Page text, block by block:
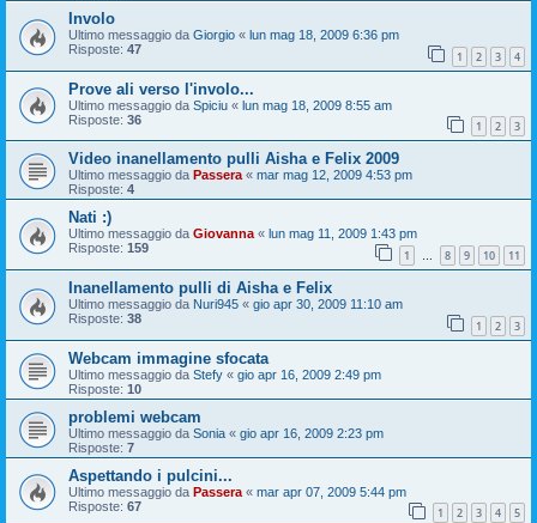
Involo
Ultimo messaggio da Giorgio « lun mag 18, 2009 6:36 pm
Risposte: 47 1 2 3 4
Prove ali verso l'involo...
Ultimo messaggio da Spiciu « lun mag 18, 2009 8:55 am
Risposte: 36 1 2 3
Video inanellamento pulli Aisha e Felix 2009
Ultimo messaggio da Passera « mar mag 12, 2009 4:53 pm
Risposte: 4
Nati :)
Ultimo messaggio da Giovanna « lun mag 11, 2009 1:43 pm
Risposte: 159 1 … 8 9 10 11
Inanellamento pulli di Aisha e Felix
Ultimo messaggio da Nuri945 « gio apr 30, 2009 11:10 am
Risposte: 38 1 2 3
Webcam immagine sfocata
Ultimo messaggio da Stefy « gio apr 16, 2009 2:49 pm
Risposte: 10
problemi webcam
Ultimo messaggio da Sonia « gio apr 16, 2009 2:23 pm
Risposte: 7
Aspettando i pulcini...
Ultimo messaggio da Passera « mar apr 07, 2009 5:44 pm
Risposte: 67 1 2 3 4 5